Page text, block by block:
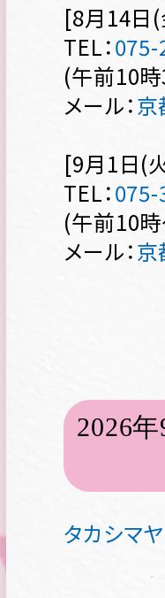
[8月14日
TEL：
(午前10
メール：京
[9月1日(
TEL：
(午前10
メール：京
2026
タカシマ